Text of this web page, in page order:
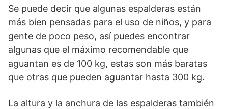
Se puede decir que algunas espalderas están
más bien pensadas para el uso de niños, y para
gente de poco peso, así puedes encontrar
algunas que el máximo recomendable que
aguantan es de 100 kg, estas son más baratas
que otras que pueden aguantar hasta 300 kg.
La altura y la anchura de las espalderas también